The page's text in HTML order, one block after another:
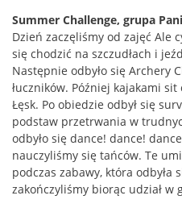
Summer Challenge, grupa
Dzień zaczęliśmy od zajęć Ale
się chodzić na szczudłach i
Następnie odbyło się Archery
łuczników. Później kajakami
Łęsk. Po obiedzie odbył się
podstaw przetrwania w
odbyło się dance! dance!
nauczyliśmy się tańców. Te
podczas zabawy, która odbyła
zakończyliśmy biorąc udział w